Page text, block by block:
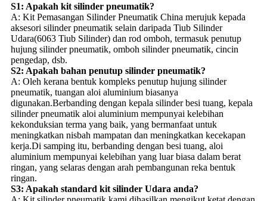
S1: Apakah kit silinder pneumatik?
A: Kit Pemasangan Silinder Pneumatik China merujuk kepada
aksesori silinder pneumatik selain daripada Tiub Silinder
Udara(6063 Tiub Silinder) dan rod omboh, termasuk penutup
hujung silinder pneumatik, omboh silinder pneumatik, cincin
pengedap, dsb.
S2: Apakah bahan penutup silinder pneumatik?
A: Oleh kerana bentuk kompleks penutup hujung silinder
pneumatik, tuangan aloi aluminium biasanya
digunakan.Berbanding dengan kepala silinder besi tuang, kepala
silinder pneumatik aloi aluminium mempunyai kelebihan
kekonduksian terma yang baik, yang bermanfaat untuk
meningkatkan nisbah mampatan dan meningkatkan kecekapan
kerja.Di samping itu, berbanding dengan besi tuang, aloi
aluminium mempunyai kelebihan yang luar biasa dalam berat
ringan, yang selaras dengan arah pembangunan reka bentuk
ringan.
S3: Apakah standard kit silinder Udara anda?